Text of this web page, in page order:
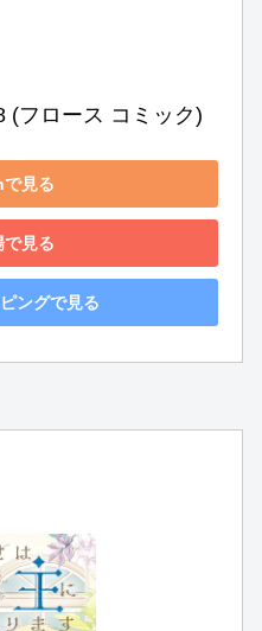
(フロース コミック)
見る
で見る
ングで見る